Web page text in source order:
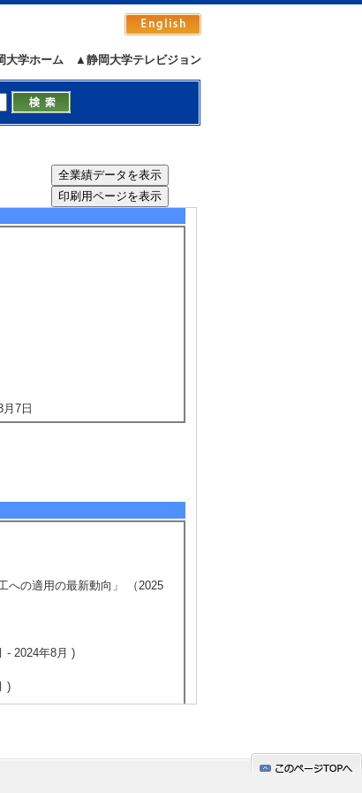
▲静岡大学テレビジョン
大学ホーム
5/11全件表示
7日
への適用の最新動向」 （2025
- 2024年8月 )
)
5/12全件表示